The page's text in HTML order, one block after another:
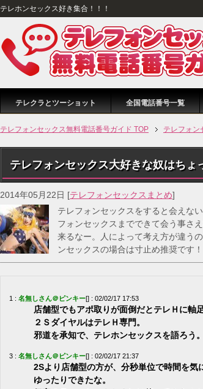
テレホンセックス好き集合！！！
テレクラとツーショット 全国電話番号一覧
テレフォンセックス無料電話番号ガイド TOP テレフォン
テレフォンセックス大好きな奴はちょ
2014年05月22日 [テレフォンセックスまとめ]
テレフォンセックスをすると会えな
フォンセックスまでできて会う事さ
来るなー。人によって考え方が違う
ンセックスの場合は寸止め推奨です！
1 : 名無しさん＠ピンキー[] : 02/02/17 17:53
店舗型でもアポ取りが面倒だとテレＨに軸
２ＳダイヤルはテレＨ専門。
邪道を承知で、テレホンセックスを語ろう。
3 : 名無しさん＠ピンキー[] : 02/02/17 21:37
2Sより店舗型の方が、分秒単位で時間を気
ゆったりできたな。